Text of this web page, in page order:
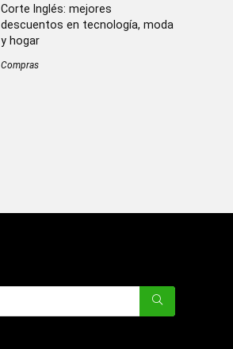
Corte Inglés: mejores
descuentos en tecnología, moda
y hogar
Compras